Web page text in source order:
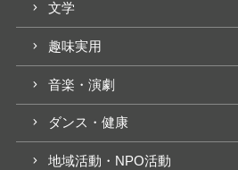
文学
趣味実用
音楽・演劇
ダンス・健康
地域活動・NPO活動